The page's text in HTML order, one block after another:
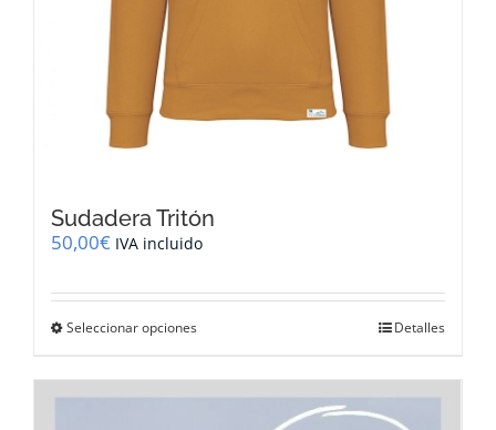
Sudadera Tritón
50,00€ IVA incluido
Seleccionar opciones
múltiples
Detalles